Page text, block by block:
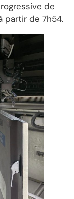
de
partir de 7h54.